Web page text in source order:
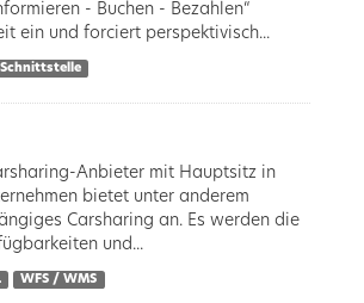
- Buchen - Bezahlen“
ein und forciert perspektivisch...
Anbieter mit Hauptsitz in
bietet unter anderem
Carsharing an. Es werden die
und...
WFS / WMS